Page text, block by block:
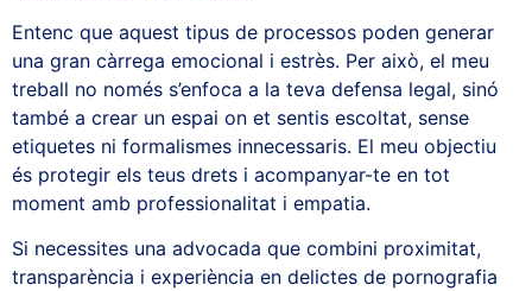
Entenc que aquest tipus de processos poden generar
una gran càrrega emocional i estrès. Per això, el meu
treball no només s’enfoca a la teva defensa legal, sinó
també a crear un espai on et sentis escoltat, sense
etiquetes ni formalismes innecessaris. El meu objectiu
és protegir els teus drets i acompanyar-te en tot
moment amb professionalitat i empatia.
Si necessites una advocada que combini proximitat,
transparència i experiència en delictes de pornografia